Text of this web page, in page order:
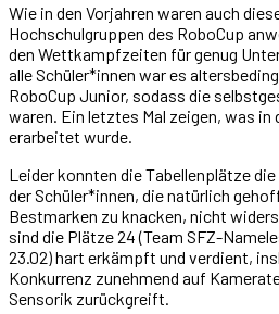
Wie in den Vorjahren waren auch
Hochschulgruppen des RoboCup
den Wettkampfzeiten für genug
alle Schüler*innen war es
RoboCup Junior, sodass die
waren. Ein letztes Mal zeigen, was in
erarbeitet wurde.
Leider konnten die Tabellenplätze
der Schüler*innen, die natürlich
Bestmarken zu knacken, nicht
sind die Plätze 24 (Team SFZ-
23.02) hart erkämpft und verdient,
Konkurrenz zunehmend auf
Sensorik zurückgreift.